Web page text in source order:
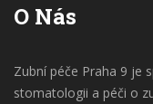
O Nás
Zubní péče Praha 9 je
stomatologii a péči o